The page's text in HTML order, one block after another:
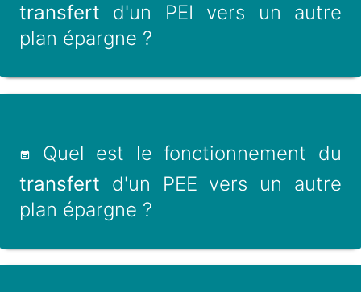
transfert d'un PEI vers un autre
plan épargne ?
Quel est le fonctionnement du
transfert d'un PEE vers un autre
plan épargne ?